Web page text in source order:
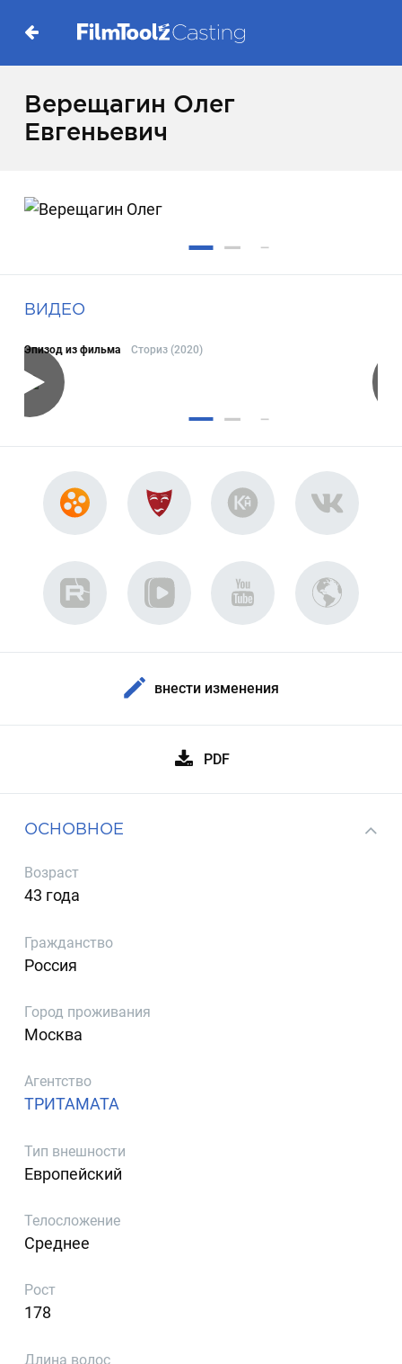
Верещагин Олег
Евгеньевич
ВИДЕО
Эпизод из фильма Сториз (2020)
внести изменения
PDF
ОСНОВНОЕ
Возраст
43 года
Гражданство
Россия
Город проживания
Москва
Агентство
ТРИТАМАТА
Тип внешности
Европейский
Телосложение
Среднее
Рост
178
Длина волос